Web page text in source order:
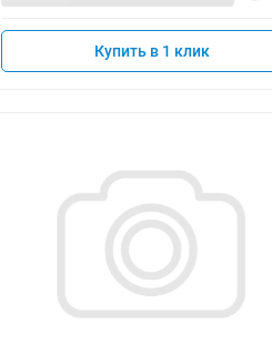
Купить в 1 клик